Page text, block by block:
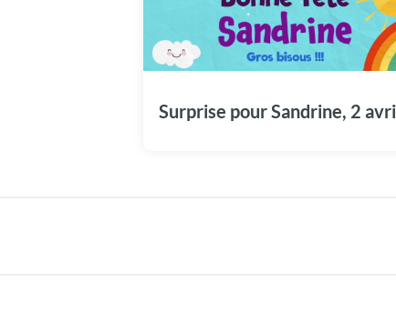
Surprise pour Sandrine, 2
Une carte vidéo unique pour célébrer